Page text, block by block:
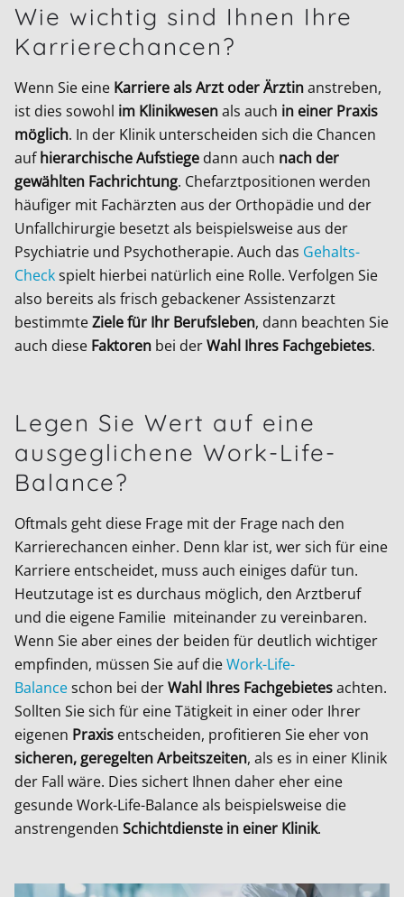
Wie wichtig sind Ihnen Ihre
Karrierechancen?
Wenn Sie eine Karriere als Arzt oder Ärztinanstreben,
ist dies sowohl im Klinikwesenals auch in einer Praxis
möglich. In der Klinik unterscheiden sich die Chancen
aufhierarchische Aufstiege dann auch nach der
gewählten Fachrichtung. Chefarztpositionen werden
häufiger mit Fachärzten aus der Orthopädie und der
Unfallchirurgie besetzt als beispielsweise aus der
Psychiatrie und Psychotherapie. Auch das Gehalts-
Checkspielt hierbei natürlich eine Rolle. Verfolgen Sie
also bereits als frisch gebackener Assistenzarzt
bestimmteZiele für Ihr Berufsleben, dann beachten Sie
auch diese Faktoren bei derWahl Ihres Fachgebietes.
Legen Sie Wert auf eine
ausgeglichene Work-Life-
Balance?
Oftmals geht diese Frage mit der Frage nach den
Karrierechancen einher. Denn klar ist, wer sich für eine
Karriere entscheidet, muss auch einiges dafür tun.
Heutzutage ist es durchaus möglich, den Arztberuf
und die eigene Familie miteinander zu vereinbaren.
Wenn Sie aber eines der beiden für deutlich wichtiger
empfinden, müssen Sie auf dieWork-Life-
Balanceschon bei derWahl Ihres Fachgebietesachten.
Sollten Sie sich für eine Tätigkeit in einer oder Ihrer
eigenen Praxis entscheiden, profitieren Sie eher von
sicheren, geregelten Arbeitszeiten, als es in einer Klinik
der Fall wäre. Dies sichert Ihnen daher eher eine
gesunde Work-Life-Balance als beispielsweise die
anstrengenden Schichtdienste in einer Klinik.